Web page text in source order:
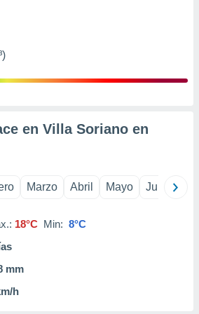
en Villa Soriano en
Marzo Abril Mayo Junio
18°C Min: 8°C
mm
h